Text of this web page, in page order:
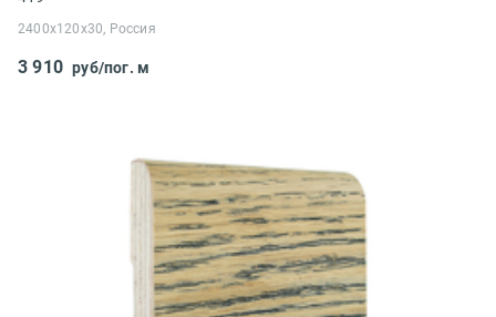
2400x120x30, Россия
3 910 руб/пог. м